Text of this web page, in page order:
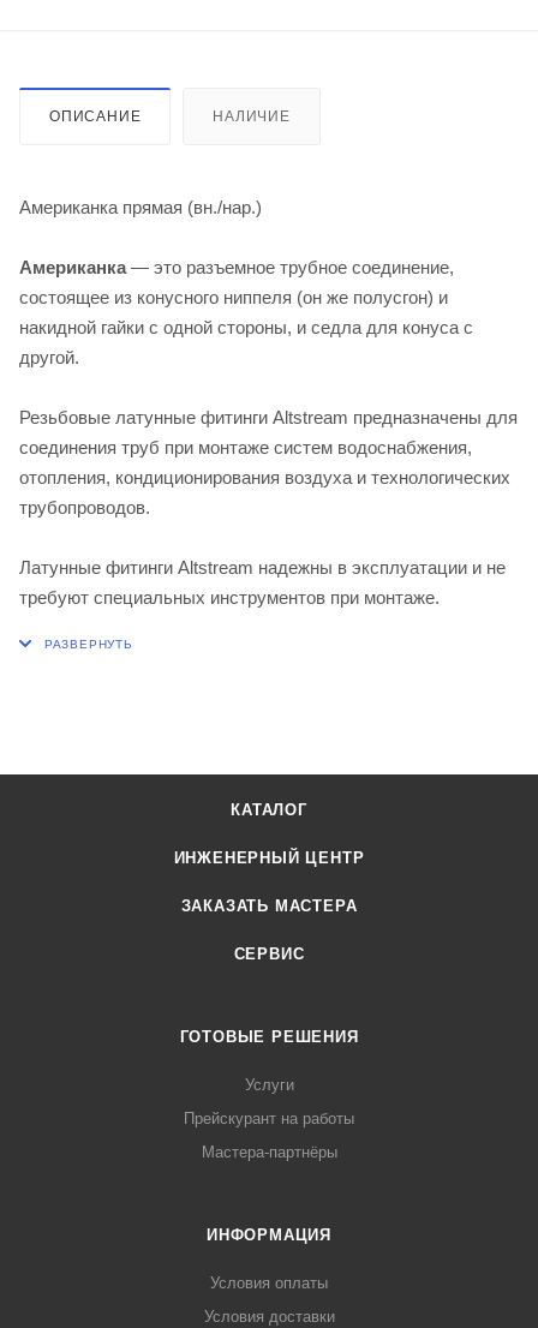
ОПИСАНИЕ НАЛИЧИЕ
Американка прямая (вн./нар.)
Американка— это разъемное трубное соединение,
состоящее из конусного ниппеля (он же полусгон) и
накидной гайки с одной стороны, и седла для конуса с
другой.
Резьбовые латунные фитинги Altstream предназначены для
соединения труб при монтаже систем водоснабжения,
отопления, кондиционирования воздуха и технологических
трубопроводов.
Латунные фитинги Altstream надежны в эксплуатации и не
требуют специальных инструментов при монтаже.
КАТАЛОГ
ИНЖЕНЕРНЫЙ ЦЕНТР
ЗАКАЗАТЬ МАСТЕРА
СЕРВИС
ГОТОВЫЕ РЕШЕНИЯ
Услуги
Прейскурант на работы
Мастера-партнёры
ИНФОРМАЦИЯ
Условия оплаты
Условия доставки